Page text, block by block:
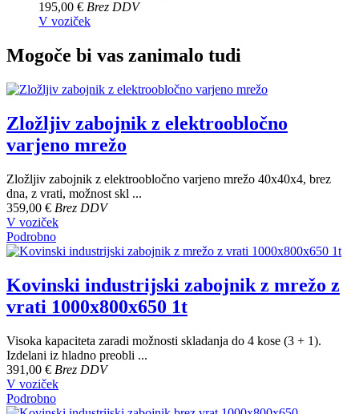
195,00 € Brez DDV
V voziček
Mogoče bi vas zanimalo tudi
Zložljiv zabojnik z elektroobločno
varjeno mrežo
Zložljiv zabojnik z elektroobločno varjeno mrežo 40x40x4, brez
dna, z vrati, možnost skl ...
359,00 € Brez DDV
V voziček
Podrobno
Kovinski industrijski zabojnik z mrežo z
vrati 1000x800x650 1t
Visoka kapaciteta zaradi možnosti skladanja do 4 kose (3 + 1).
Izdelani iz hladno preobli ...
391,00 € Brez DDV
V voziček
Podrobno